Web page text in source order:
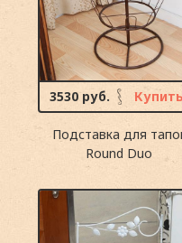
3530 руб. Купить
Подставка для
Round Duo